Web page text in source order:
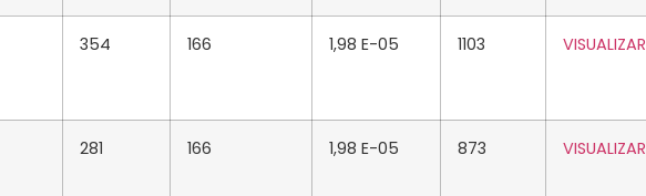
354 166 1,98 E-05 1103 VISUALIZAR
281 166 1,98 E-05 873 VISUALIZAR